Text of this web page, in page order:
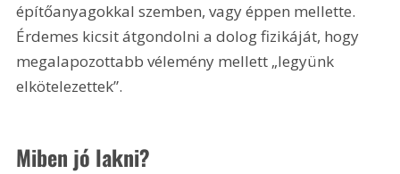
építőanyagokkal szemben, vagy éppen mellette.
Érdemes kicsit átgondolni a dolog fizikáját, hogy
megalapozottabb vélemény mellett „legyünk
elkötelezettek”.
Miben jó lakni?